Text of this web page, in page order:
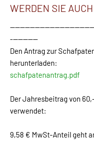
WERDEN SIE
-----------
Den Antrag zur
herunterladen:
schafpatenantrag.pdf
Der Jahresbeitrag von
verwendet:
9,58 € MwSt-Anteil geht